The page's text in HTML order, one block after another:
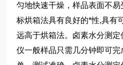
匀地快速干燥，样品表面不
标烘箱法具有良好的*性,具有
远高于烘箱法。卤素水分测
仪一般样品只需几分钟即可